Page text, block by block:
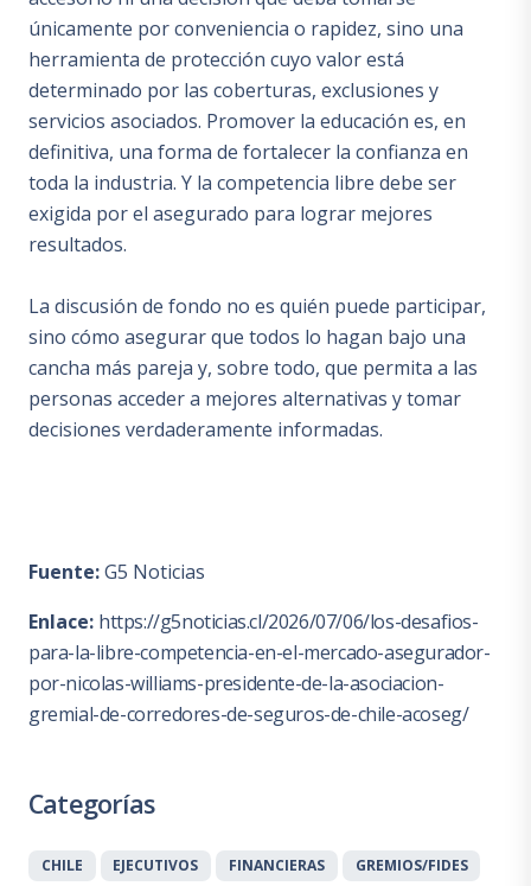
únicamente por conveniencia o rapidez, sino una
herramienta de protección cuyo valor está
determinado por las coberturas, exclusiones y
servicios asociados. Promover la educación es, en
definitiva, una forma de fortalecer la confianza en
toda la industria. Y la competencia libre debe ser
exigida por el asegurado para lograr mejores
resultados.
La discusión de fondo no es quién puede participar,
sino cómo asegurar que todos lo hagan bajo una
cancha más pareja y, sobre todo, que permita a las
personas acceder a mejores alternativas y tomar
decisiones verdaderamente informadas.
Fuente:G5 Noticias
Enlace: https://g5noticias.cl/2026/07/06/los-desafios-
para-la-libre-competencia-en-el-mercado-asegurador-
por-nicolas-williams-presidente-de-la-asociacion-
gremial-de-corredores-de-seguros-de-chile-acoseg/
Categorías
CHILE EJECUTIVOS FINANCIERAS GREMIOS/FIDES